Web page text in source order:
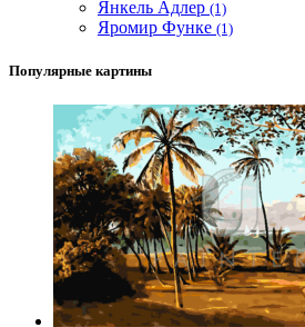
Янкель Адлер (1)
Яромир Функе (1)
Популярные картины